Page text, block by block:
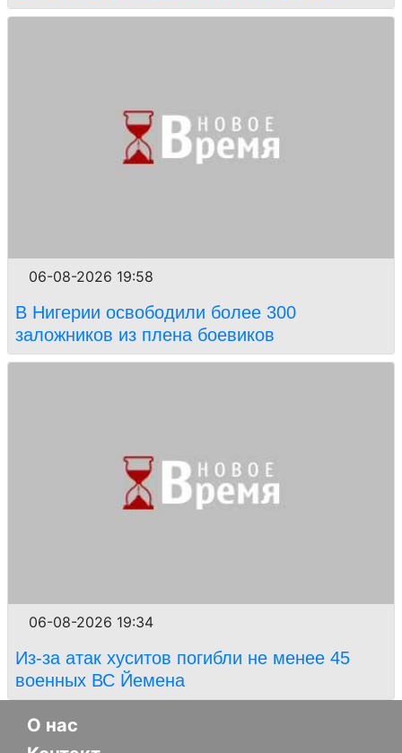
06-08-2026 19:58
В Нигерии освободили более 300
заложников из плена боевиков
06-08-2026 19:34
Из-за атак хуситов погибли не менее 45
военных ВС Йемена
О нас